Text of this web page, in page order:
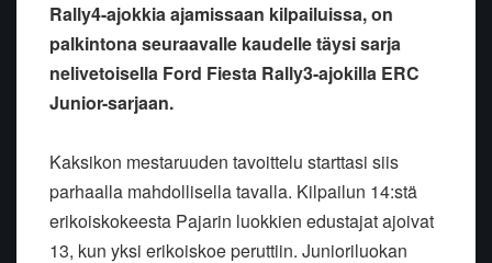
Rally4-ajokkia ajamissaan kilpailuissa, on
palkintona seuraavalle kaudelle täysi sarja
nelivetoisella Ford Fiesta Rally3-ajokilla ERC
Junior-sarjaan.
Kaksikon mestaruuden tavoittelu starttasi siis
parhaalla mahdollisella tavalla. Kilpailun 14:stä
erikoiskokeesta Pajarin luokkien edustajat ajoivat
13, kun yksi erikoiskoe peruttiin. Junioriluokan